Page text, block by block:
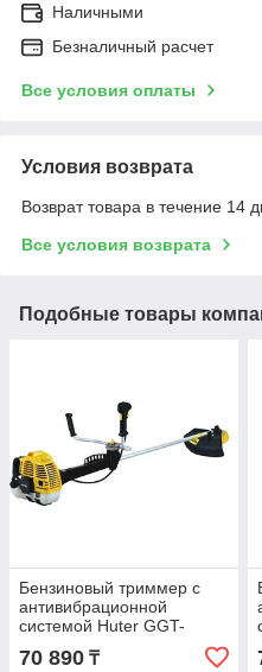
Наличными
Безналичный расчет
Все условия оплаты
Условия возврата
Возврат товара в течение 14
Все условия возврата
Подобные товары
Бензиновый триммер с
антивибрационной
системой Huter GGT-
2900S PRO 70/2/29
70 890 ₸